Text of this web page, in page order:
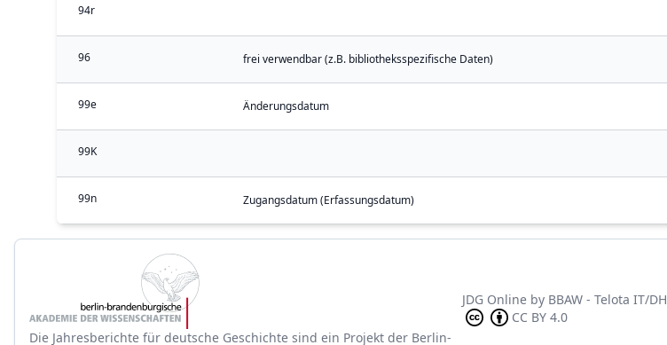
94r
96 frei verwendbar (z.B. bibliotheksspezifische Daten)
99e Änderungsdatum
99K
99n Zugangsdatum (Erfassungsdatum)
Die Jahresberichte für deutsche Geschichte sind ein Projekt der Berlin-
JDG Onlineby BBAW - Telota IT/DH
CC BY 4.0